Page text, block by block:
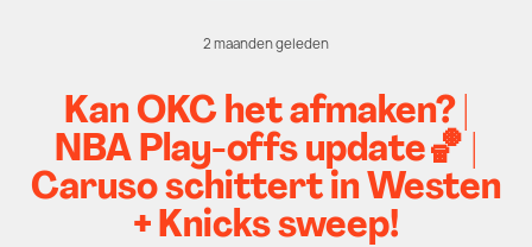
2 maanden geleden
Kan OKC het afmaken? |
NBA Play-offs update🏀 |
Caruso schittert in Westen
+ Knicks sweep!